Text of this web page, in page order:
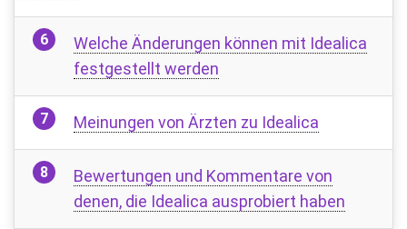
Welche Änderungen können mit Idealica
festgestellt werden
Meinungen von Ärzten zu Idealica
Bewertungen und Kommentare von
denen, die Idealica ausprobiert haben